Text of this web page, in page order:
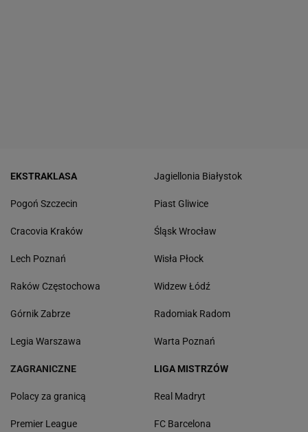
EKSTRAKLASA
Pogoń Szczecin
Cracovia Kraków
Lech Poznań
Raków Częstochowa
Górnik Zabrze
Legia Warszawa
Jagiellonia Białystok
Piast Gliwice
Śląsk Wrocław
Wisła Płock
Widzew Łódź
Radomiak Radom
Warta Poznań
ZAGRANICZNE
Polacy za granicą
Premier League
LIGA MISTRZÓW
Real Madryt
FC Barcelona